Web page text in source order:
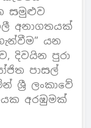
සමුළුව
අනාගතයක්
යන
දිවයින පුරා
පාසල්
ශ්‍රී ලංකාවේ
අරඹුමක්